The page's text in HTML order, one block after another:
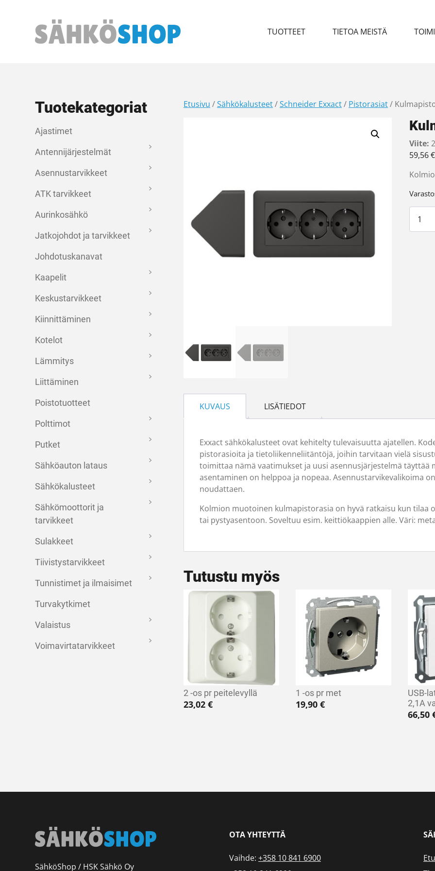
Päävalikko TUOTTEET TIETOA MEISTÄ
Tuotekategoriat
Ajastimet
Antennijärjestelmät
Asennustarvikkeet
ATK tarvikkeet
Aurinkosähkö
Jatkojohdot ja tarvikkeet
Johdotuskanavat
Kaapelit
Keskustarvikkeet
Kiinnittäminen
Kotelot
Lämmitys
Liittäminen
Poistotuotteet
Polttimot
Putket
Sähköauton lataus
Sähkökalusteet
Sähkömoottorit ja
tarvikkeet
Sulakkeet
Tiivistystarvikkeet
Tunnistimet ja ilmaisimet
Turvakytkimet
Valaistus
Voimavirtatarvikkeet
Etusivu /Sähkökalusteet/Schneider Exxact/ Pistorasiat/
Viite:
59,56€
KUVAUS LISÄTIEDOT
Exxact sähkökalusteet ovat kehitelty tulevaisuutta ajatellen.
pistorasioita ja tietoliikenneliitäntöjä, joihin tarvitaan vielä
toimittaa nämä vaatimukset ja uusi asennusjärjestelmä täyttää
asentaminen on helppoa ja nopeaa. Asennustarvikevalikoima
noudattaen.
Kolmion muotoinen kulmapistorasia on hyvä ratkaisu kun tilaa
tai pystyasentoon. Soveltuu esim. keittiökaappien alle. Väri:
Tutustu myös
2 -os pr peitelevyllä
23,02 €
1 -os pr met
19,90€
USB-
2,1A
66,50
SähköShop / HSK Sähkö Oy
OTA YHTEYTTÄ
Vaihde: +358 10 841 6900